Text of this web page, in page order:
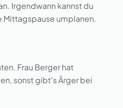
Irgendwann kannst du
umplanen.
Frau Berger hat
sonst gibt's Ärger bei